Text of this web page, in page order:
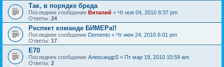
Так, в порядке бреда
Последнее сообщение Виталий « Чт ноя 04, 2010 8:37 pm
Ответы: 24
Респект команде БИМЕРа!!
Последнее сообщение Demento « Чт июн 24, 2010 6:01 pm
Ответы: 17
Е70
Последнее сообщение АлександрS « Пт мар 19, 2010 10:59 am
Ответы: 2